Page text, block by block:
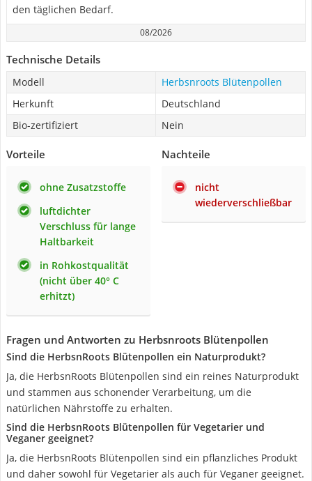
den täglichen Bedarf.
08/2026
Technische Details
Modell
Herbsnroots Blütenpollen
Herkunft
Deutschland
Bio-zertifiziert
Nein
Vorteile
ohne Zusatzstoffe
luftdichter
Verschluss für lange
Haltbarkeit
in Rohkostqualität
(nicht über 40° C
erhitzt)
Nachteile
nicht
wiederverschließbar
Fragen und Antworten zu Herbsnroots Blütenpollen
Sind die HerbsnRoots Blütenpollen ein Naturprodukt?
Ja, die HerbsnRoots Blütenpollen sind ein reines Naturprodukt
und stammen aus schonender Verarbeitung, um die
natürlichen Nährstoffe zu erhalten.
Sind die HerbsnRoots Blütenpollen für Vegetarier und
Veganer geeignet?
Ja, die HerbsnRoots Blütenpollen sind ein pflanzliches Produkt
und daher sowohl für Vegetarier als auch für Veganer geeignet.